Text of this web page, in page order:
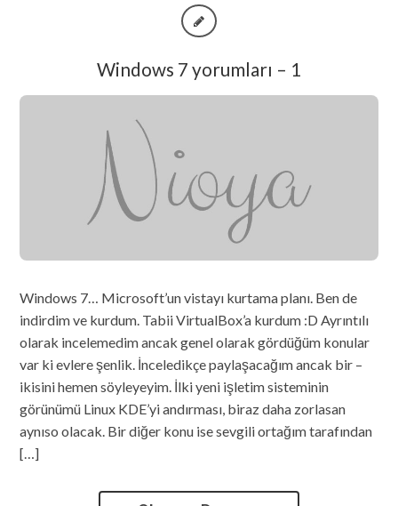
Windows 7 yorumları – 1
Windows 7… Microsoft’un vistayı kurtama planı. Ben de
indirdim ve kurdum. Tabii VirtualBox’a kurdum :D Ayrıntılı
olarak incelemedim ancak genel olarak gördüğüm konular
var ki evlere şenlik. İnceledikçe paylaşacağım ancak bir –
ikisini hemen söyleyeyim. İlki yeni işletim sisteminin
görünümü Linux KDE’yi andırması, biraz daha zorlasan
aynıso olacak. Bir diğer konu ise sevgili ortağım tarafından
[…]